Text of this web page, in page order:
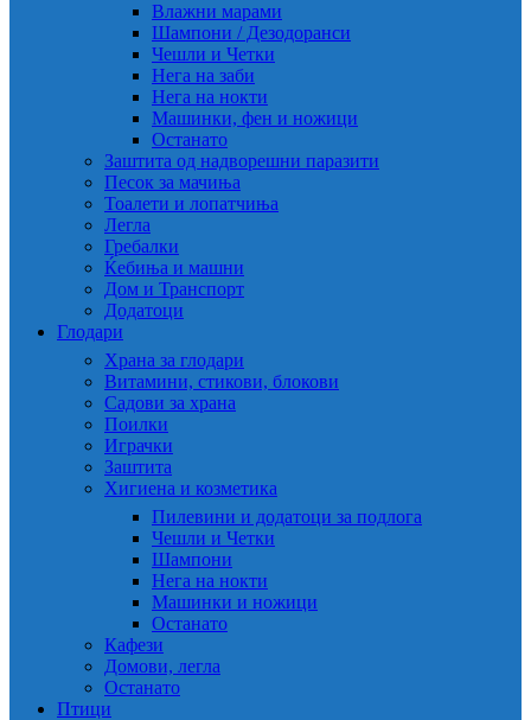
Влажни марами
Шампони / Дезодоранси
Чешли и Четки
Нега на заби
Нега на нокти
Машинки, фен и ножици
Останато
Заштита од надворешни паразити
Песок за мачиња
Тоалети и лопатчиња
Легла
Гребалки
Ќебиња и машни
Дом и Транспорт
Додатоци
Глодари
Храна за глодари
Витамини, стикови, блокови
Садови за храна
Поилки
Играчки
Заштита
Хигиена и козметика
Пилевини и додатоци за подлога
Чешли и Четки
Шампони
Нега на нокти
Машинки и ножици
Останато
Кафези
Домови, легла
Останато
Птици